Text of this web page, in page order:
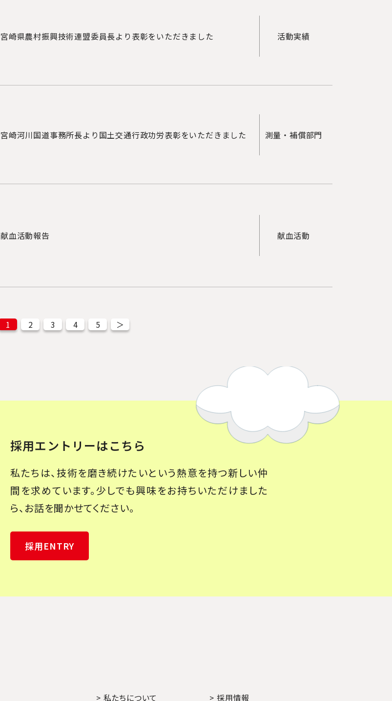
宮崎県農村振興技術連盟委員長より表彰をいただきました 活動実績
宮崎河川国道事務所長より国土交通行政功労表彰をいただきました 測量・補償部門
献血活動報告 献血活動
1 2 3 4 5 ＞
採用エントリーはこちら
私たちは、技術を磨き続けたいという熱意を持つ新しい仲
間を求めています。少しでも興味をお持ちいただけました
ら、お話を聞かせてください。
採用ENTRY
> 私たちについて > 採用情報